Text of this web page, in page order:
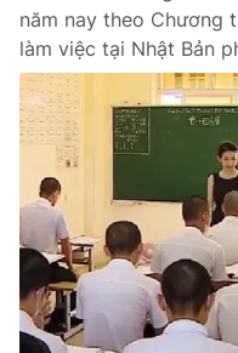
Liên hệ tòa soạn
THỜI BÁO VTV
Theo dõi báo trên
Cơ quan chủ quản:Đài
Cơ quan báo chí:Thời báo
năm nay theo Chương
làm việc tại Nhật Bản